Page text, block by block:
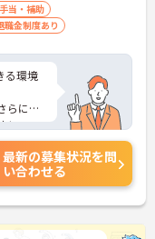
当・補助
職金制度あり
る環境
らに詳
い。
最新の募集状況を問
い合わせる